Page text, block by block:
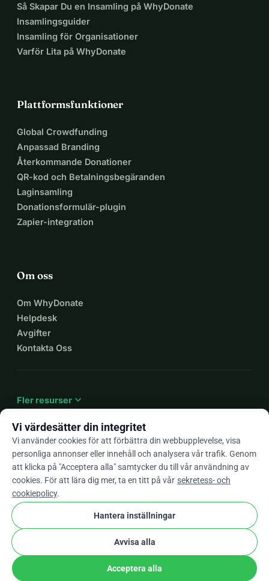
Så Skapar Du en Insamling på WhyDonate
Insamlingsguider
Insamling för Organisationer
Varför Lita på WhyDonate
Plattformsfunktioner
Global Crowdfunding
Anpassad Branding
Återkommande Donationer
QR-kod och Betalningsbegäranden
Laginsamling
Donationsformulär-plugin
Zapier-integration
Om oss
Om WhyDonate
Helpdesk
Avgifter
Kontakta Oss
Fler resurser expand_more
Sv arrow_drop_down
★★★★★4,9 / 5 baserat på 500+ omdömen
WhyDonateIntegritet och cookies
stripe checkVerifierad Partner
Vi värdesätter din integritet
Vi använder cookies för att förbättra din webbupplevelse, visa
personliga annonser eller innehåll och analysera vår trafik. Genom
att klicka på "Acceptera alla" samtycker du till vår användning av
cookies. För att lära dig mer, ta en titt på vår sekretess- och
cookiepolicy.
Hantera inställningar
Avvisa alla
Acceptera alla